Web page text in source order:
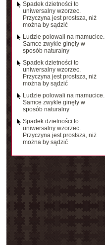
Spadek dzietności to
uniwersalny wzorzec.
Przyczyna jest prostsza, niż
można by sądzić
Ludzie polowali na mamucice.
Samce zwykle ginęły w
sposób naturalny
Spadek dzietności to
uniwersalny wzorzec.
Przyczyna jest prostsza, niż
można by sądzić
Ludzie polowali na mamucice.
Samce zwykle ginęły w
sposób naturalny
Spadek dzietności to
uniwersalny wzorzec.
Przyczyna jest prostsza, niż
można by sądzić